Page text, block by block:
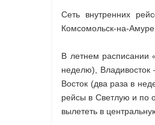
Сеть внутренних
Комсомольск-на-
В летнем расписании
неделю),
Восток (два раза в
рейсы в Светлую и по
вылететь в